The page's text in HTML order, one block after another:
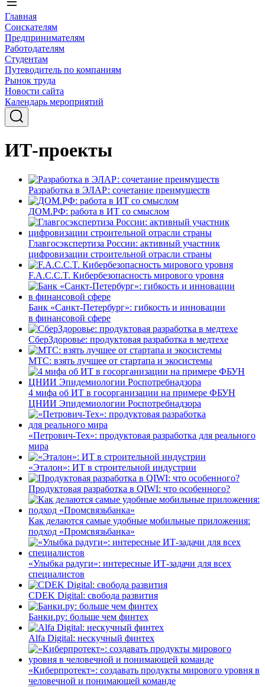
Главная
Соискателям
Предпринимателям
Работодателям
Студентам
Путеводитель по компаниям
Рынок труда
Новости сайта
Календарь мероприятий
ИТ-проекты
Разработка в ЭЛАР: сочетание преимуществ
ДОМ.РФ: работа в ИТ со смыслом
Главгосэкспертиза России: активный участник
цифровизации строительной отрасли страны
F.A.C.C.T. Кибербезопасность мирового уровня
Банк «Санкт-Петербург»: гибкость и инновации
в финансовой сфере
СберЗдоровье: продуктовая разработка в медтехе
МТС: взять лучшее от стартапа и экосистемы
4 мифа об ИТ в госорганизации на примере ФБУН
ЦНИИ Эпидемиологии Роспотребнадзора
«Петрович-Тех»: продуктовая разработка для реального
мира
«Эталон»: ИТ в строительной индустрии
Продуктовая разработка в QIWI: что особенного?
Как делаются самые удобные мобильные приложения:
подход «Промсвязьбанка»
«Улыбка радуги»: интересные ИТ-задачи для всех
специалистов
CDEK Digital: свобода развития
Банки.ру: больше чем финтех
Alfa Digital: нескучный финтех
«Киберпротект»: создавать продукты мирового уровня в
человечной и понимающей команде